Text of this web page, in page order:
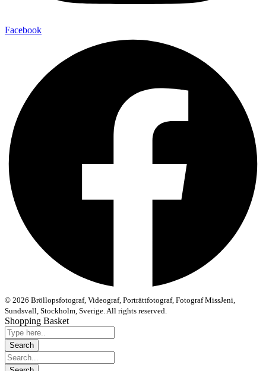
Facebook
© 2026 Bröllopsfotograf, Videograf, Porträttfotograf, Fotograf MissJeni,
Sundsvall, Stockholm, Sverige. All rights reserved.
Shopping Basket